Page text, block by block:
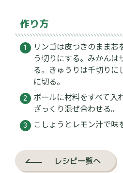
作り方
リンゴは皮つきのまま芯
う切りにする。みかんは
る。きゅうりは千切りに
に切る。
ボールに材料をすべて入
ざっくり混ぜ合わせる。
こしょうとレモン汁で味
レシピ一覧へ